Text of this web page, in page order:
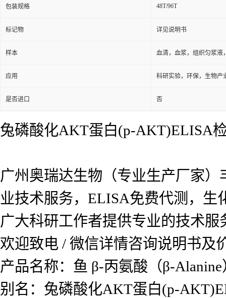
包装规格 48T/96T
标记物 详见说明书
样本 血清，血浆，组织匀浆液
应用 科研实验，环保，生物产
是否进口 否
兔磷酸化AKT蛋白(p-AKT)ELISA
广州奥瑞达生物（专业生产厂家
业技术服务，ELISA免费代测，生
广大科研工作者提供专业的技术
欢迎致电 / 微信详情咨询说明书及
产品名称：鱼 β-丙氨酸（β-
别名： 兔磷酸化AKT蛋白(p-